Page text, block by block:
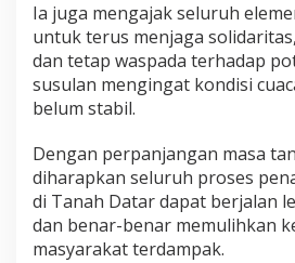
Ia juga mengajak seluruh
untuk terus menjaga
dan tetap waspada terhadap
susulan mengingat kondisi
belum stabil.
Dengan perpanjangan masa
diharapkan seluruh proses
di Tanah Datar dapat berjalan
dan benar-benar memulihkan
masyarakat terdampak.